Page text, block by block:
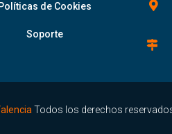
Políticas de Cookies
Soporte
Todos los derechos